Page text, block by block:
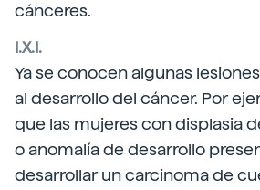
cánceres.
I.X.I.
Ya se conocen algunas
al desarrollo del cáncer. Por
que las mujeres con displasia
o anomalía de desarrollo
desarrollar un carcinoma de